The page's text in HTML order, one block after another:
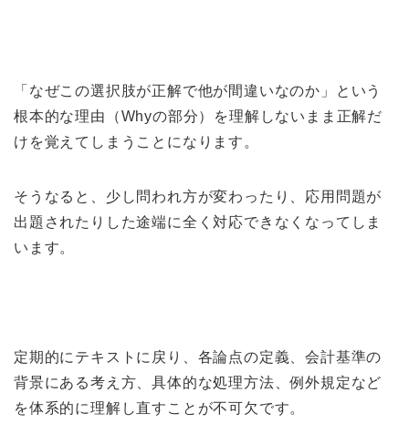
「なぜこの選択肢が正解で他が間違いなのか」という
根本的な理由（Whyの部分）を理解しないまま正解だ
けを覚えてしまうことになります。
そうなると、少し問われ方が変わったり、応用問題が
出題されたりした途端に全く対応できなくなってしま
います。
定期的にテキストに戻り、各論点の定義、会計基準の
背景にある考え方、具体的な処理方法、例外規定など
を体系的に理解し直すことが不可欠です。